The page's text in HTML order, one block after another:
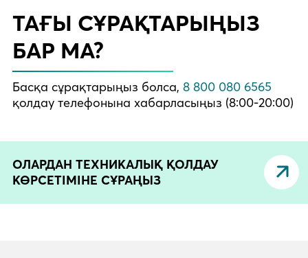
ТАҒЫ СҰРАҚТАРЫҢЫЗ
БАР МА?
Басқа сұрақтарыңыз болса, 8 800 080 6565
қолдау телефонына хабарласыңыз (8:00-20:00)
ОЛАРДАН ТЕХНИКАЛЫҚ ҚОЛДАУ
КӨРСЕТІМІНЕ СҰРАҢЫЗ